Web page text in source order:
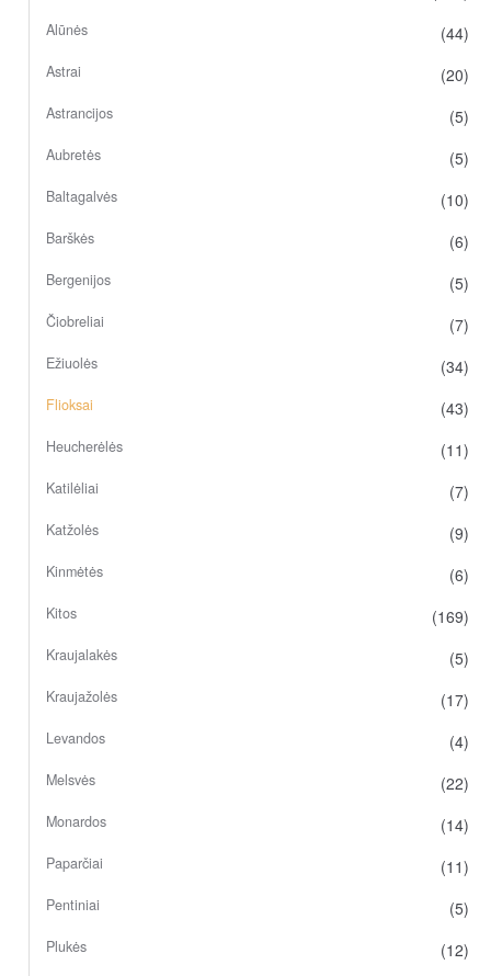
Alūnės (44)
Astrai (20)
Astrancijos (5)
Aubretės (5)
Baltagalvės (10)
Barškės (6)
Bergenijos (5)
Čiobreliai (7)
Ežiuolės (34)
Flioksai (43)
Heucherėlės (11)
Katilėliai (7)
Katžolės (9)
Kinmėtės (6)
Kitos (169)
Kraujalakės (5)
Kraujažolės (17)
Levandos (4)
Melsvės (22)
Monardos (14)
Paparčiai (11)
Pentiniai (5)
Plukės (12)